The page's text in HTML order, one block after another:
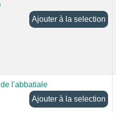
Ajouter à la selection
l'abbatiale
Ajouter à la selection